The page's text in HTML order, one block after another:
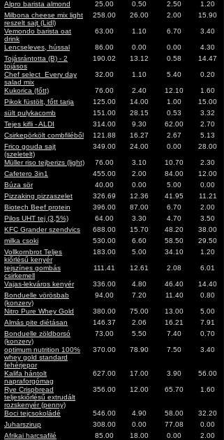
Alpro barista almond 25.00 0.50 2.50
1.20
Milbona cheese mix light
reszelt sajt (Lidl)
258.00 26.00 2.00 15.90
Vemondo barista oat
drink
63.00 1.10 6.70 3.40
Lencseleves, hússal 86.00 0.00 0.00
4.30
Tojásrántotta (B) - 2
tojásos
190.02 13.12 0.58 14.47
Chef select_Every day
salad mix
32.00 1.10 5.40 0.20
Kukorica (főtt) 76.00 2.40 12.10
1.60
Pikok füstölt, főtt tarja
125.00 14.00 1.00
15.00
sült pulykacomb
151.00 28.15 0.53
3.32
Tejes kifli - ALDI
314.00 9.30 62.00
2.70
Csirkepörkölt combfiléből
121.88 16.27 2.67
5.13
Frico gouda sajt
(szeletelt)
349.00 24.00 0.00 28.00
Müller riso tejberizs (light) 76.00 3.10 10.70
2.30
Cafetero 3in1
455.00 2.00 84.00
12.00
Búza sör
40.00 0.00 5.00
0.00
Pizzaking pizzaszelet
326.69 12.36 41.95
11.21
Biotech Beef protein
396.00 87.00 6.70
2.00
Pilos UHT tej (3,5%)
64.00 3.30 4.70
3.50
KFC Grander szendvics
688.00 15.70 48.20
38.00
milka csoki
530.00 6.60 58.50
29.50
Vollkornbrot Teljes
kiőrlésű kenyér
183.00 5.00 34.10 1.20
tejszínes gombás
csirkemell
111.41 12.61 2.08 6.01
Vajas-lekváros kenyér 336.00 4.80 46.40
14.40
Bonduelle vörösbab
(konzerv)
94.00 7.20 11.40 0.80
Nitro Pure Whey Gold 380.00 75.00 13.00
5.00
Almás pite diétásan
146.37 2.06 16.21
7.91
Bonduelle zöldborsó
(konzerv)
73.00 5.50 7.40 0.70
optimum nutrition 100%
whey gold standard
fehérjepor
370.00 78.90 7.50 3.40
Kalifa hántolt
napraforgómag
627.00 17.00 3.90 56.00
Rye Crispbread
teljeskiőrlésű extrudált
rozskenyér (penny)
356.00 12.00 65.70 1.60
Boci tejcsokoládé 546.00 4.90 58.00
32.20
Juharszirup
308.00 0.00 77.08
0.00
Afrikai harcsafilé
85.00 18.00 0.00
2.00